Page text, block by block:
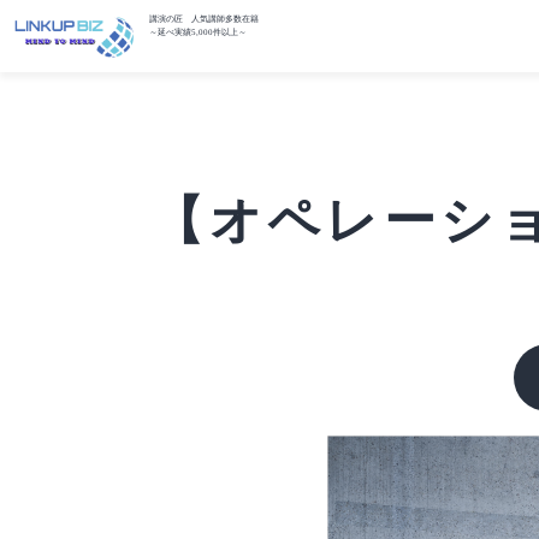
講演の匠 人気講師多数在籍
～延べ実績5,000件以上～
【オペレー